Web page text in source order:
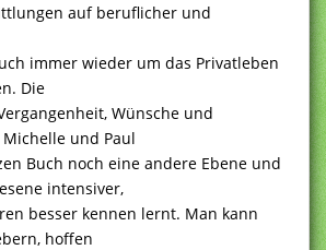
auf beruflicher und
immer wieder um das Privatleben
Die
Wünsche und
und Paul
Buch noch eine andere Ebene und
intensiver,
besser kennen lernt. Man kann
hoffen